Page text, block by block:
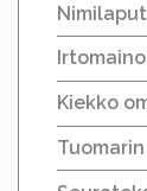
Nimilaput
Kiekko